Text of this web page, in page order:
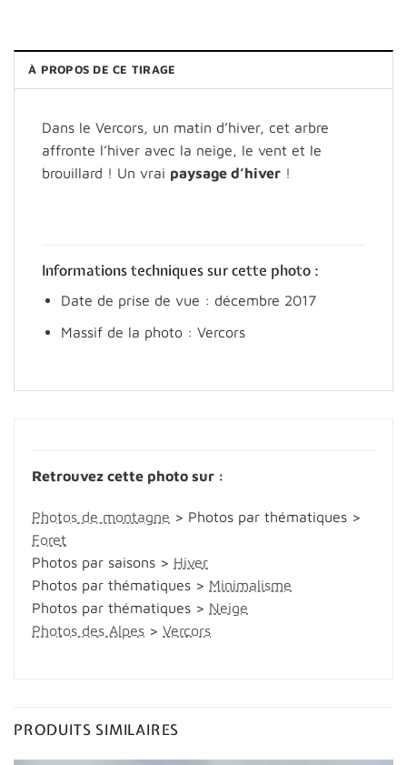
À PROPOS DE CE TIRAGE
Dans le Vercors, un matin d’hiver, cet arbre
affronte l’hiver avec la neige, le vent et le
brouillard ! Un vrai paysage d’hiver !
Informations techniques sur cette photo :
Date de prise de vue : décembre 2017
Massif de la photo : Vercors
Retrouvez cette photo sur :
Photos de montagne > Photos par thématiques >
Foret
Photos par saisons > Hiver
Photos par thématiques > Minimalisme
Photos par thématiques > Neige
Photos des Alpes > Vercors
PRODUITS SIMILAIRES